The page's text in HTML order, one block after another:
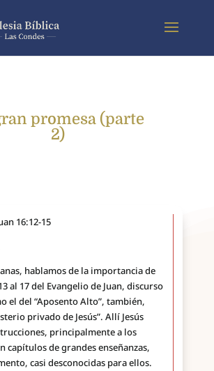
promesa (parte
2)
16:12-15
hablamos de la importancia de
al 17 del Evangelio de Juan, discurso
el del “Aposento Alto”, también,
privado de Jesús”. Allí Jesús
principalmente a los
capítulos de grandes enseñanzas,
casi desconocidas para ellos.